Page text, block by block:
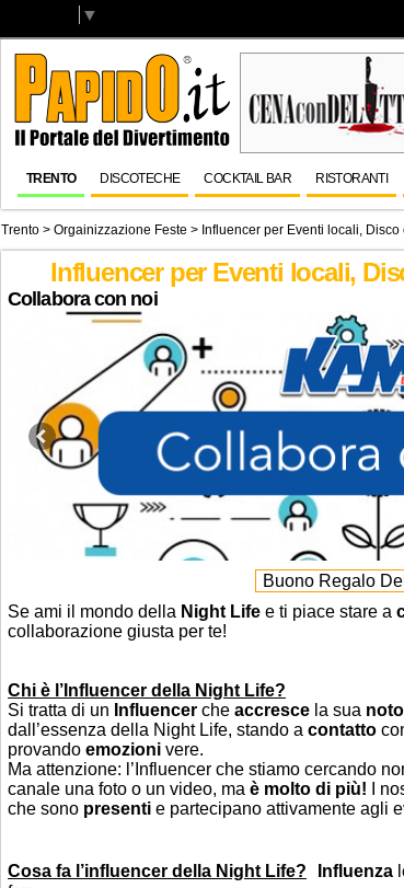
▼
TRENTO DISCOTECHE COCKTAIL BAR RISTORANTI
Trento > Orgainizzazione Feste > Influencer per Eventi locali, Disco
Influencer per Eventi locali,
Collabora con noi
Buono Regalo
Se ami il mondo della Night Life e ti piace stare a
collaborazione giusta per te!
Chi è l’Influencer della Night Life?
Si tratta di un Influencer che accresce la sua
dall’essenza della Night Life, stando a contatto
provando emozioni vere.
Ma attenzione: l’Influencer che stiamo cercando
canale una foto o un video, ma è molto di più! I
che sono presenti e partecipano attivamente agli
Cosa fa l’influencer della Night Life? Influenza